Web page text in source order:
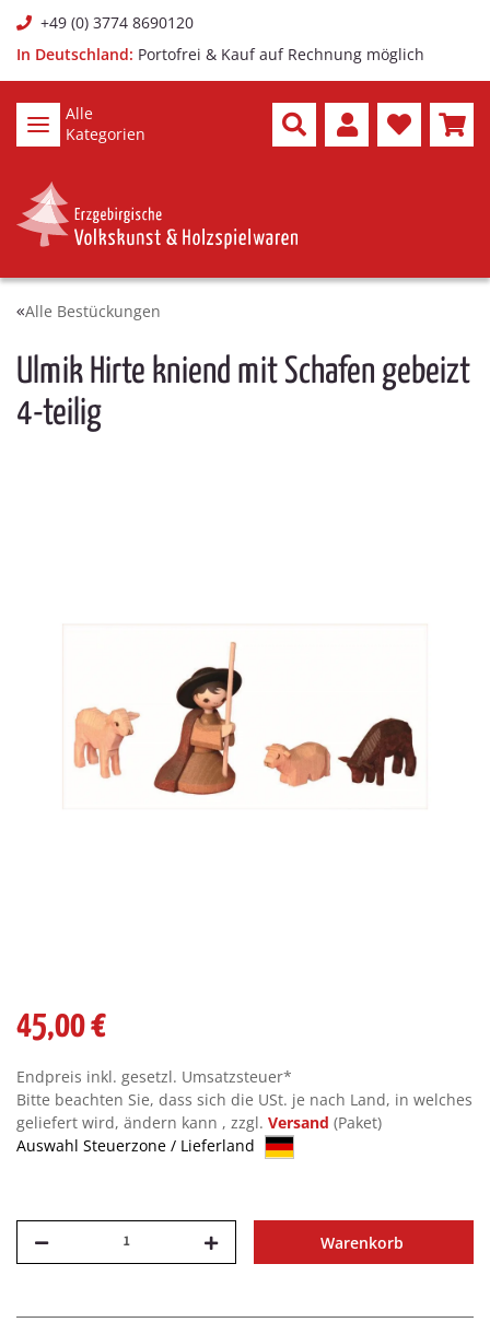
+49 (0) 3774 8690120
In Deutschland: Portofrei & Kauf auf Rechnung möglich
Alle
Kategorien
Alle Bestückungen
Ulmik Hirte kniend mit Schafen gebeizt
4-teilig
45,00 €
Endpreis inkl. gesetzl. Umsatzsteuer*
Bitte beachten Sie, dass sich die USt. je nach Land, in welches
geliefert wird, ändern kann , zzgl. Versand (Paket)
Auswahl Steuerzone / Lieferland
Warenkorb